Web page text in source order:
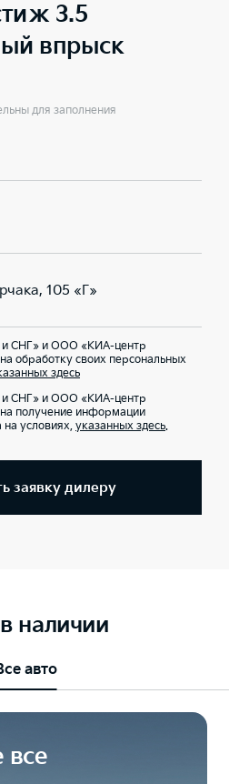
3.5
впрыск
для заполнения
105 «Г»
СНГ» и ООО «КИА-центр
обработку своих персональных
здесь
СНГ» и ООО «КИА-центр
получение информации
условиях, указанных здесь.
заявку дилеру
наличии
авто
все